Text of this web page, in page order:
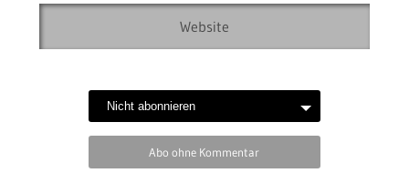
Abo ohne Kommentar